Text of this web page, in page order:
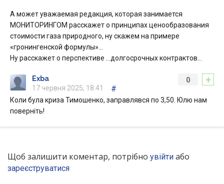
А может уважаемая редакция, которая занимается
МОНИТОРИНГОМ расскажет о принципах ценообразования
стоимости газа природного, ну скажем на примере
«гронингенской формулы»…
Ну расскажет о перспективе …долгосрочных контрактов…
+
0
Exba
17 червня 2025, 18:41
#
Коли була криза Тимошенко, заправлявся по 3,50. Юлю нам
поверніть!
Щоб залишити коментар, потрібно увійти або
зареєструватися